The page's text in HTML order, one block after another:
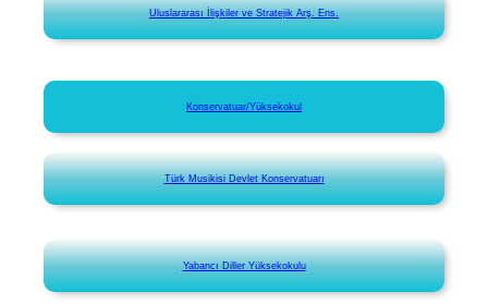
Uluslararası İlişkiler ve Stratejik Arş. Ens.
Konservatuar/Yüksekokul
Türk Musikisi Devlet Konservatuarı
Yabancı Diller Yüksekokulu